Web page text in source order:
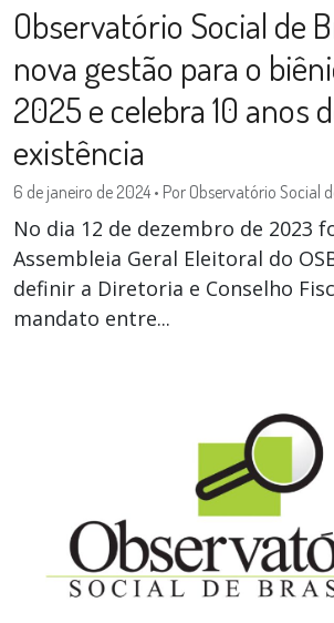
Observatório Social de
nova gestão para o
2025 e celebra 10 anos
existência
6 de janeiro de 2024 • Por Observatório Social
No dia 12 de dezembro de 2023
Assembleia Geral Eleitoral do
definir a Diretoria e Conselho
mandato entre...